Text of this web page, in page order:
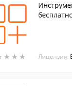
★ ★ ★
★ ★ ★ Лицензия: